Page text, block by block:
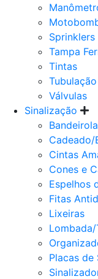
Sprinklers
Tampa
Tintas
Válvulas
Sinalização
Bandeirola
Cadeado/
Cintas
Cones e
Espelhos
Fitas
Lixeiras
Lombada/
Placas de